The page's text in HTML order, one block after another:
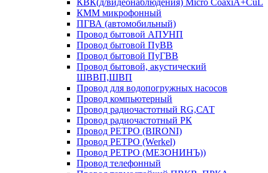
КВК(д/видеонаблюдения) Micro CoaxiA+CuL
КММ микрофонный
ПГВА (автомобильный)
Провод бытовой АПУНП
Провод бытовой ПуВВ
Провод бытовой ПуГВВ
Провод бытовой, акустический
ШВВП,ШВП
Провод для водопогружных насосов
Провод компьютерный
Провод радиочастотный RG,САТ
Провод радиочастотный РК
Провод РЕТРО (BIRONI)
Провод РЕТРО (Werkel)
Провод РЕТРО (МЕЗОНИНЪ))
Провод телефонный